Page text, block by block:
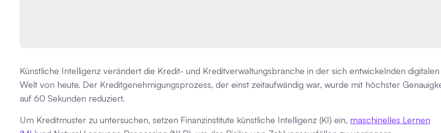
Künstliche Intelligenz verändert die Kredit- und Kreditverwaltungsbranche in der sich entwickelnden digitalen
Welt von heute. Der Kreditgenehmigungsprozess, der einst zeitaufwändig war, wurde mit höchster
auf 60 Sekunden reduziert.
Um Kreditmuster zu untersuchen, setzen Finanzinstitute künstliche Intelligenz (KI) ein, maschinelles Lernen